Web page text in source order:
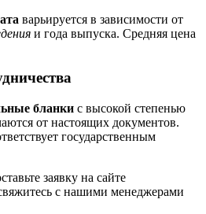
варьируется в зависимости от
и года выпуска. Средняя цена
бланки с высокой степенью
от настоящих документов.
государственным
заявку на сайте
с нашими менеджерами